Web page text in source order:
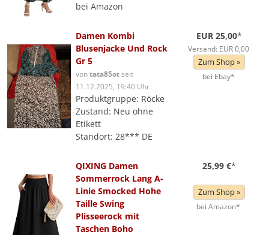
bei Amazon
Damen Kombi
Blusenjacke Und Rock
Gr 5
vontata85otseit
11.12.2025, 19:40 Uhr
Produktgruppe: Röcke
Zustand: Neu ohne
Etikett
Standort: 28*** DE
EUR 25,00*
Versand: EUR 0,00
Zum Shop »
bei Ebay*
QIXING Damen
Sommerrock Lang A-
Linie Smocked Hohe
Taille Swing
Plisseerock mit
Taschen Boho
25,99 €*
Zum Shop »
bei Amazon*